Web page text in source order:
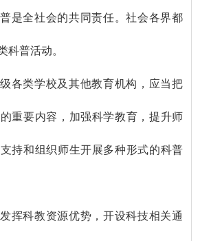
是全社会的共同责任。社会各界都
科普活动。
各类学校及其他教育机构，应当把
重要内容，加强科学教育，提升师
持和组织师生开展多种形式的科普
挥科教资源优势，开设科技相关通